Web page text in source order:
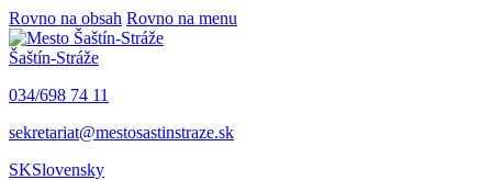
Rovno na obsah Rovno na menu
Šaštín-Stráže
034/698 74 11
sekretariat@mestosastinstraze.sk
SKSlovensky